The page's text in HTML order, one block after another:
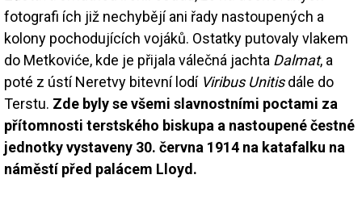
fotografi ích již nechybějí ani řady nastoupených a
kolony pochodujících vojáků. Ostatky putovaly vlakem
do Metkoviće, kde je přijala válečná jachta Dalmat, a
poté z ústí Neretvy bitevní lodí Viribus Unitisdále do
Terstu. Zde byly se všemi slavnostními poctami za
přítomnosti terstského biskupa a nastoupené čestné
jednotky vystaveny 30. června 1914 na katafalku na
náměstí před palácem Lloyd.